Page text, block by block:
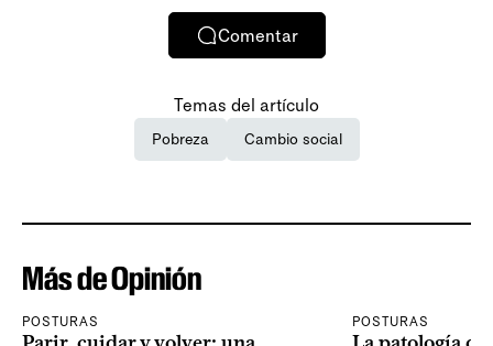
Comentar
Temas del artículo
Pobreza Cambio social
Más de Opinión
POSTURAS POSTURAS